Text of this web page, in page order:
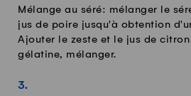
Mélange au séré: mélanger le
jus de poire jusqu'à obtention
Ajouter le zeste et le jus de
gélatine, mélanger.